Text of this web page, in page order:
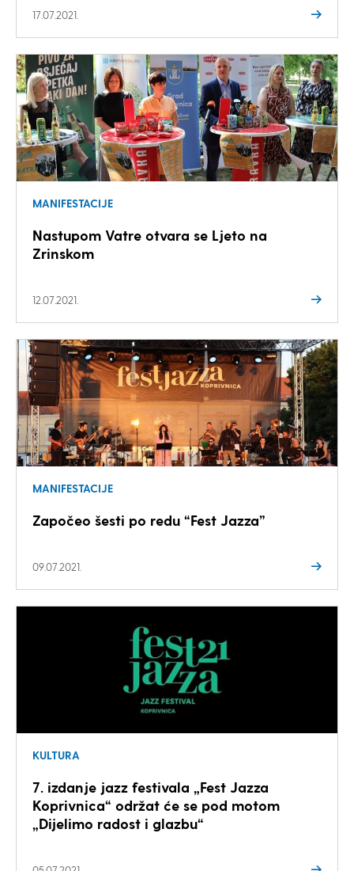
17.07.2021.
MANIFESTACIJE
Nastupom Vatre otvara se Ljeto na
Zrinskom
12.07.2021.
MANIFESTACIJE
Započeo šesti po redu “Fest Jazza”
09.07.2021.
KULTURA
7. izdanje jazz festivala „Fest Jazza
Koprivnica“ održat će se pod motom
„Dijelimo radost i glazbu“